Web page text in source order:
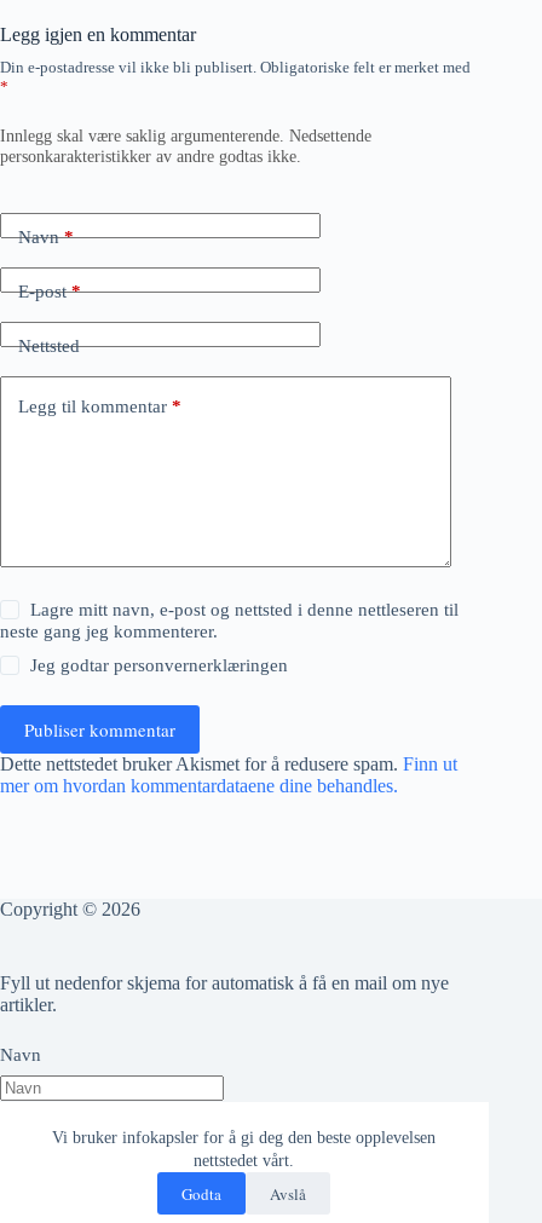
Vi bruker infokapsler for å gi deg den beste opplevelsen
nettstedet vårt.
Godta Avslå
Legg igjen en kommentar
Din e-postadresse vil ikke bli publisert. Obligatoriske felt er merket med
*
Innlegg skal være saklig argumenterende. Nedsettende
personkarakteristikker av andre godtas ikke.
Navn*
E-post*
Nettsted
Legg til kommentar *
Lagre mitt navn, e-post og nettsted i denne nettleseren til
neste gang jeg kommenterer.
Jeg godtarpersonvernerklæringen
Publiser kommentar
Dette nettstedet bruker Akismet for å redusere spam. Finn ut
mer om hvordan kommentardataene dine behandles.
Copyright © 2026
Fyll ut nedenfor skjema for automatisk å få en mail om nye
artikler.
Navn